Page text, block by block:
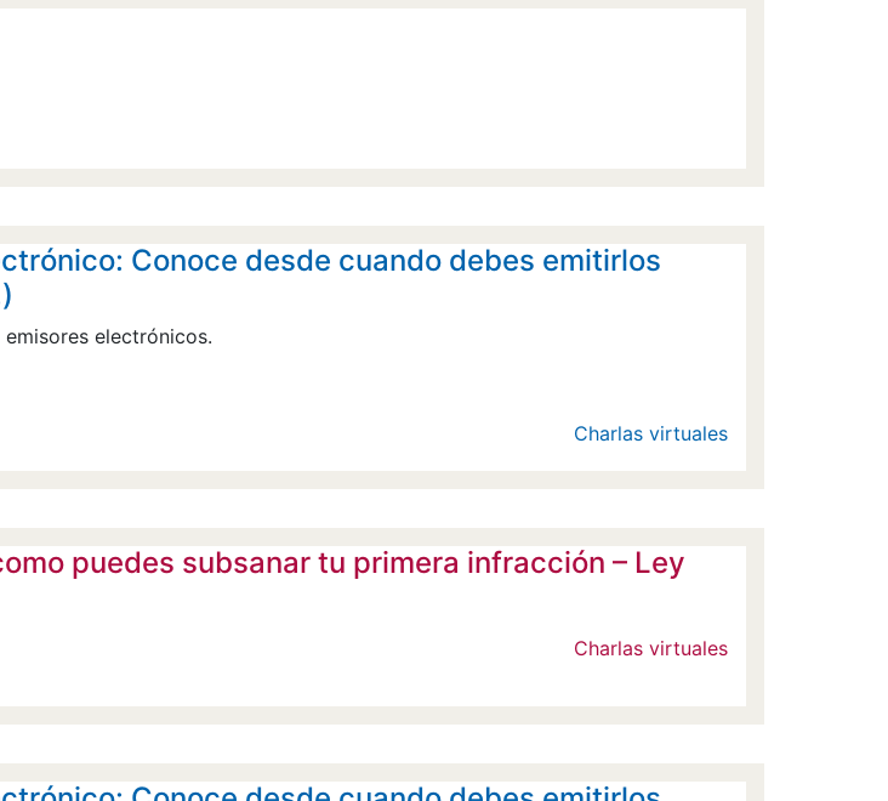
Conoce desde cuando debes emitirlos
electrónicos.
Charlas virtuales
puedes subsanar tu primera infracción – Ley
Charlas virtuales